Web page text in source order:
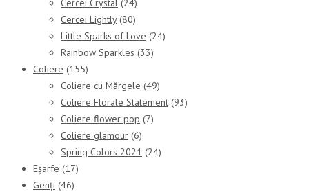
Cercei Crystal (24)
Cercei Lightly (80)
Little Sparks of Love (24)
Rainbow Sparkles (33)
Coliere (155)
Coliere cu Mărgele (49)
Coliere Florale Statement (93)
Coliere flower pop (7)
Coliere glamour (6)
Spring Colors 2021 (24)
Eșarfe (17)
Genți (46)